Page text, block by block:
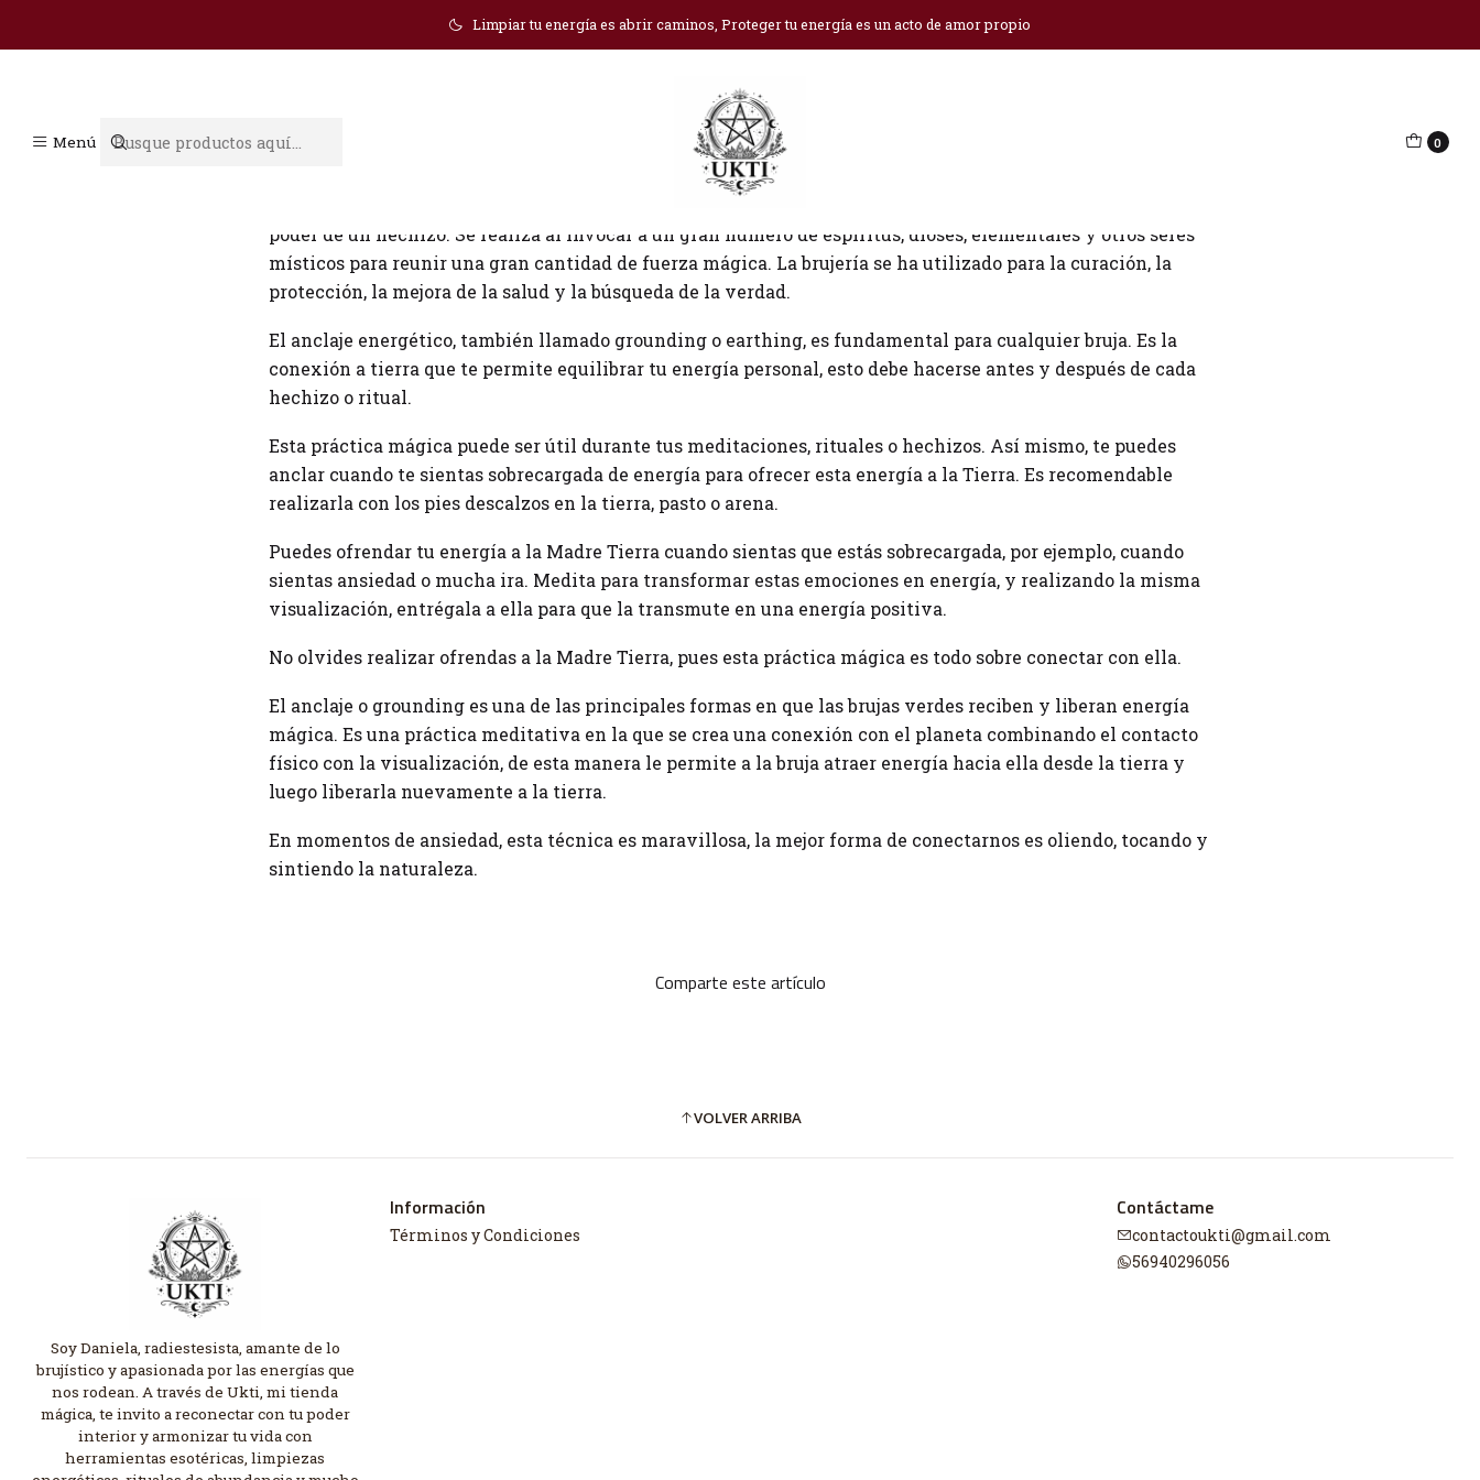
Menú 0
Limpiar tu energía es abrir caminos, Proteger tu energía es un acto de amor propio
Inicio Blog Grounding
poder de un hechizo. Se realiza al invocar a un gran número de espíritus, dioses, elementales y otros seres
místicos para reunir una gran cantidad de fuerza mágica. La brujería se ha utilizado para la curación, la
protección, la mejora de la salud y la búsqueda de la verdad.
El anclaje energético, también llamado grounding o earthing, es fundamental para cualquier bruja. Es la
conexión a tierra que te permite equilibrar tu energía personal, esto debe hacerse antes y después de cada
hechizo o ritual.
Esta práctica mágica puede ser útil durante tus meditaciones, rituales o hechizos. Así mismo, te puedes
anclar cuando te sientas sobrecargada de energía para ofrecer esta energía a la Tierra. Es recomendable
realizarla con los pies descalzos en la tierra, pasto o arena.
Puedes ofrendar tu energía a la Madre Tierra cuando sientas que estás sobrecargada, por ejemplo, cuando
sientas ansiedad o mucha ira. Medita para transformar estas emociones en energía, y realizando la misma
visualización, entrégala a ella para que la transmute en una energía positiva.
No olvides realizar ofrendas a la Madre Tierra, pues esta práctica mágica es todo sobre conectar con ella.
El anclaje o grounding es una de las principales formas en que las brujas verdes reciben y liberan energía
mágica. Es una práctica meditativa en la que se crea una conexión con el planeta combinando el contacto
físico con la visualización, de esta manera le permite a la bruja atraer energía hacia ella desde la tierra y
luego liberarla nuevamente a la tierra.
En momentos de ansiedad, esta técnica es maravillosa, la mejor forma de conectarnos es oliendo, tocando y
sintiendo la naturaleza.
Comparte este artículo
VOLVER ARRIBA
Soy Daniela, radiestesista, amante de lo
brujístico y apasionada por las energías que
nos rodean. A través de Ukti, mi tienda
mágica, te invito a reconectar con tu poder
interior y armonizar tu vida con
herramientas esotéricas, limpiezas
Información
Términos y Condiciones
Contáctame
contactoukti@gmail.com
56940296056